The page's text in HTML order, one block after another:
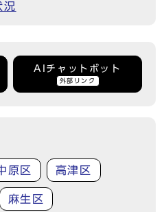
況
AIチャットボット
外部リンク
原区 高津区
麻生区